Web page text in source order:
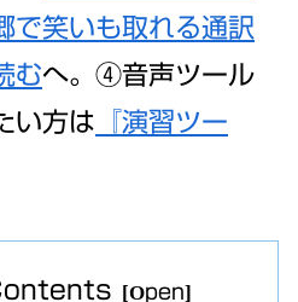
で笑いも取れる通訳
むへ。④音声ツール
い方は 『演習ツー